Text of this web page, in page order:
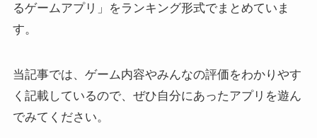
るゲームアプリ」をランキング形式でまとめていま
す。
当記事では、ゲーム内容やみんなの評価をわかりやす
く記載しているので、ぜひ自分にあったアプリを遊ん
でみてください。